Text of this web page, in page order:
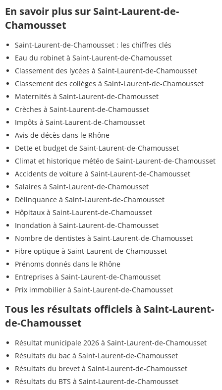
En savoir plus sur Saint-Laurent-de-
Chamousset
Saint-Laurent-de-Chamousset : les chiffres clés
Eau du robinet à Saint-Laurent-de-Chamousset
Classement des lycées à Saint-Laurent-de-Chamousset
Classement des collèges à Saint-Laurent-de-Chamousset
Maternités à Saint-Laurent-de-Chamousset
Crèches à Saint-Laurent-de-Chamousset
Impôts à Saint-Laurent-de-Chamousset
Avis de décès dans le Rhône
Dette et budget de Saint-Laurent-de-Chamousset
Climat et historique météo de Saint-Laurent-de-Chamousset
Accidents de voiture à Saint-Laurent-de-Chamousset
Salaires à Saint-Laurent-de-Chamousset
Délinquance à Saint-Laurent-de-Chamousset
Hôpitaux à Saint-Laurent-de-Chamousset
Inondation à Saint-Laurent-de-Chamousset
Nombre de dentistes à Saint-Laurent-de-Chamousset
Fibre optique à Saint-Laurent-de-Chamousset
Prénoms donnés dans le Rhône
Entreprises à Saint-Laurent-de-Chamousset
Prix immobilier à Saint-Laurent-de-Chamousset
Tous les résultats officiels à Saint-Laurent-
de-Chamousset
Résultat municipale 2026 à Saint-Laurent-de-Chamousset
Résultats du bac à Saint-Laurent-de-Chamousset
Résultats du brevet à Saint-Laurent-de-Chamousset
Résultats du BTS à Saint-Laurent-de-Chamousset